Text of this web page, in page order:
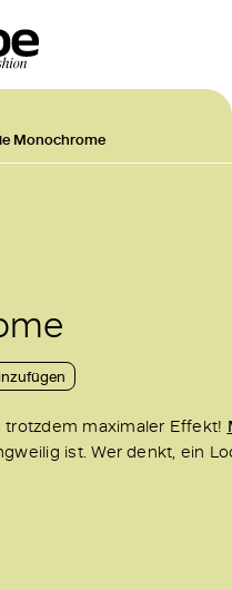
Monochrome
trotzdem maximaler Effekt!
ist. Wer denkt, ein